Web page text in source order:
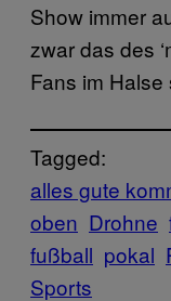
Show immer
zwar das des
Fans im
Tagged:
alles gute
oben Drohne
fußball pokal
Sports